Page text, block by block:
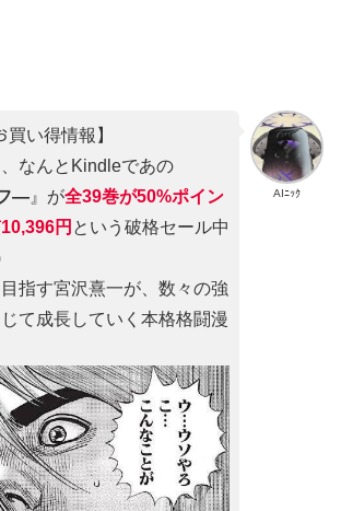
AIﾆｯｸ
買い得情報】
なんとKindleであの
―』が全39巻が50%ポイン
円 という破格セール中
指す宮沢熹一が、数々の強
て成長していく本格格闘漫